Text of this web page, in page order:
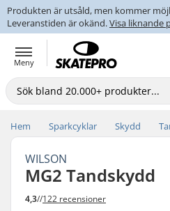
Produkten är utsåld, men kommer
Leveranstiden är okänd.Visa liknande
Meny
Hem Sparkcyklar Skydd
WILSON
MG2 Tandskydd
4,3//122 recensioner